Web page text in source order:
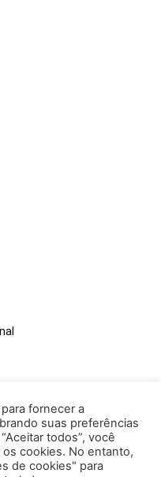
fornecer a
suas preferências
todos”, você
cookies. No entanto,
de cookies" para